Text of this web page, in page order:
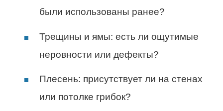
были использованы ранее?
Трещины и ямы: есть ли ощутимые
неровности или дефекты?
Плесень: присутствует ли на стенах
или потолке грибок?